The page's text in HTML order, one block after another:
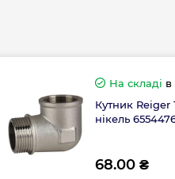
На складі в
Кутник Reiger
нікель
68.00 ₴